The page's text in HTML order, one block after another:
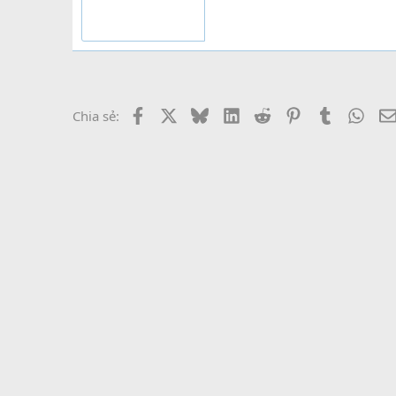
Chia sẻ: Facebook BlueskyLinkedIn
Reddit PinterestTumblr